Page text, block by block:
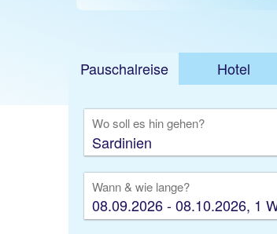
Pauschalreise Hotel
Wo soll es hin gehen?
Wann & wie lange?
08.09.2026 - 08.10.2026, 1